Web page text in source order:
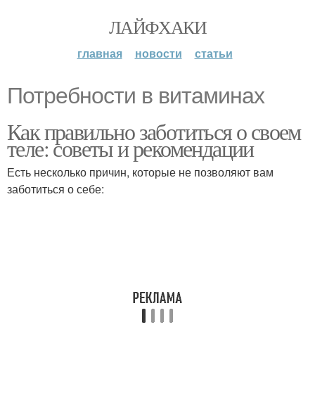
ЛАЙФХАКИ
главная новости статьи
Потребности в витаминах
Как правильно заботиться о своем
теле: советы и рекомендации
Есть несколько причин, которые не позволяют вам
заботиться о себе: